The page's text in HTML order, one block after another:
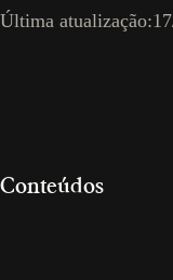
Última atualização:
Conteúdos